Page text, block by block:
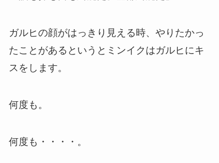
ガルヒの顔がはっきり見える時、やりたかっ
たことがあるというとミンイクはガルヒにキ
スをします。
何度も。
何度も・・・・。